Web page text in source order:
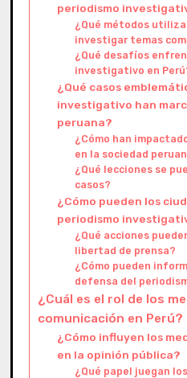
periodismo
¿Qué métodos
investigar temas
¿Qué desafíos
investigativo en
¿Qué casos
investigativo han
peruana?
¿Cómo han
en la sociedad
¿Qué lecciones se
casos?
¿Cómo pueden los
periodismo
¿Qué acciones
libertad de prensa?
¿Cómo pueden
defensa del
¿Cuál es el rol de los
comunicación en Perú?
¿Cómo influyen los
en la opinión pública?
¿Qué papel juegan